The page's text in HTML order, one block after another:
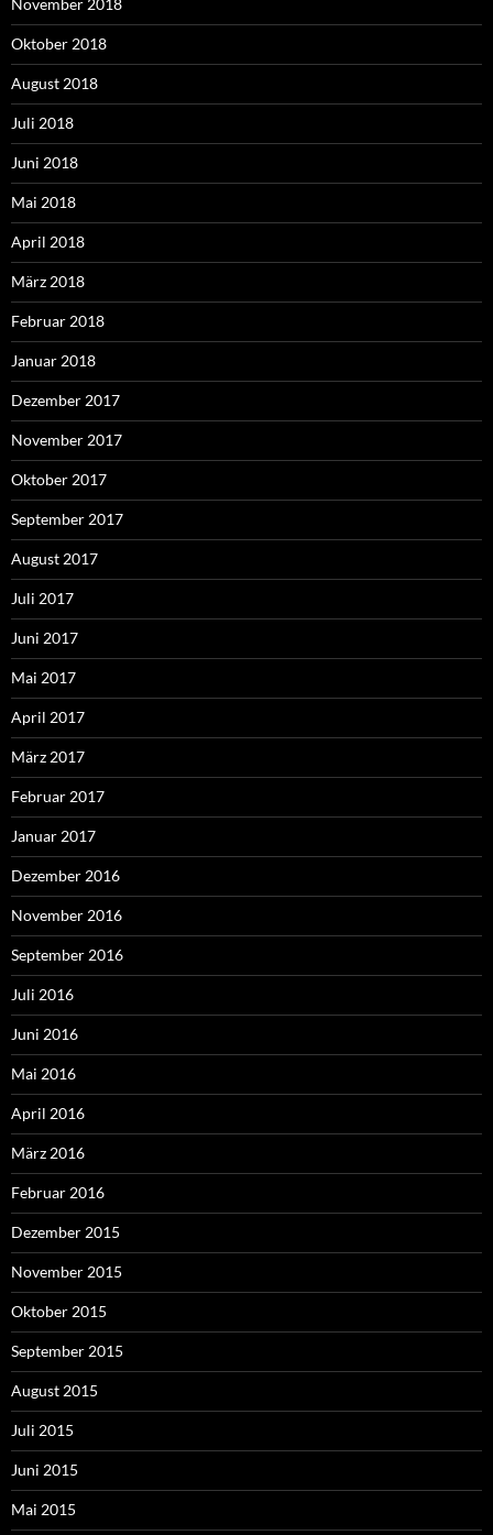
Oktober 2018
August 2018
Juli 2018
Juni 2018
Mai 2018
April 2018
März 2018
Februar 2018
Januar 2018
Dezember 2017
November 2017
Oktober 2017
September 2017
August 2017
Juli 2017
Juni 2017
Mai 2017
April 2017
März 2017
Februar 2017
Januar 2017
Dezember 2016
November 2016
September 2016
Juli 2016
Juni 2016
Mai 2016
April 2016
März 2016
Februar 2016
Dezember 2015
November 2015
Oktober 2015
September 2015
August 2015
Juli 2015
Juni 2015
Mai 2015